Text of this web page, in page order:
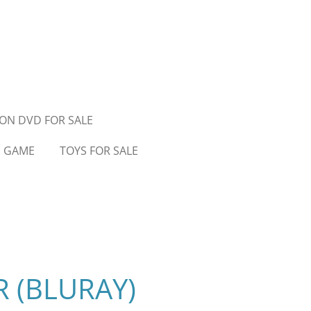
DVD FOR SALE
GAME
TOYS FOR SALE
(BLURAY)